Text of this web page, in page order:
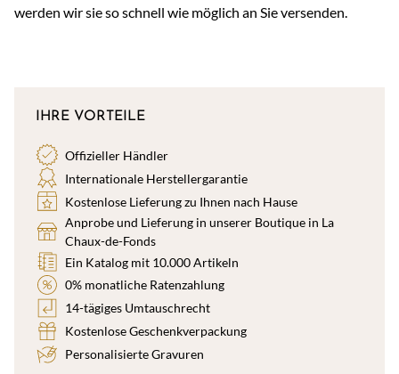
werden wir sie so schnell wie möglich an Sie versenden.
IHRE VORTEILE
Offizieller Händler
Internationale Herstellergarantie
Kostenlose Lieferung zu Ihnen nach Hause
Anprobe und Lieferung in unserer Boutique in La
Chaux-de-Fonds
Ein Katalog mit 10.000 Artikeln
0% monatliche Ratenzahlung
14-tägiges Umtauschrecht
Kostenlose Geschenkverpackung
Personalisierte Gravuren